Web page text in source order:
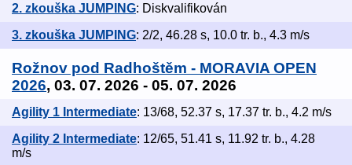
2. zkouška JUMPING: Diskvalifikován
3. zkouška JUMPING: 2/2, 46.28 s, 10.0 tr. b., 4.3 m/s
Rožnov pod Radhoštěm - MORAVIA OPEN
2026, 03. 07. 2026 - 05. 07. 2026
Agility 1 Intermediate: 13/68, 52.37 s, 17.37 tr. b., 4.2 m/s
Agility 2 Intermediate: 12/65, 51.41 s, 11.92 tr. b., 4.28
m/s